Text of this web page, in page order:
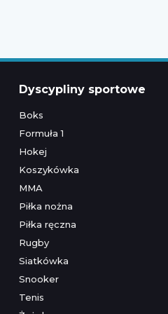
Dyscypliny sportowe
Boks
Formuła 1
Hokej
Koszykówka
MMA
Piłka nożna
Piłka ręczna
Rugby
Siatkówka
Snooker
Tenis